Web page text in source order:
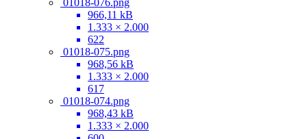
966,11 kB
1.333 × 2.000
622
01018-075.png
968,56 kB
1.333 × 2.000
617
01018-074.png
968,43 kB
1.333 × 2.000